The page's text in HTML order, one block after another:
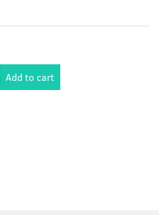
Add to cart